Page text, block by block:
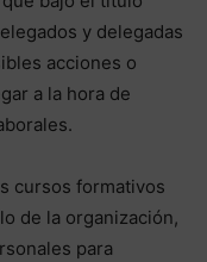
y delegadas
acciones o
a la hora de
cursos formativos
de la organización,
para